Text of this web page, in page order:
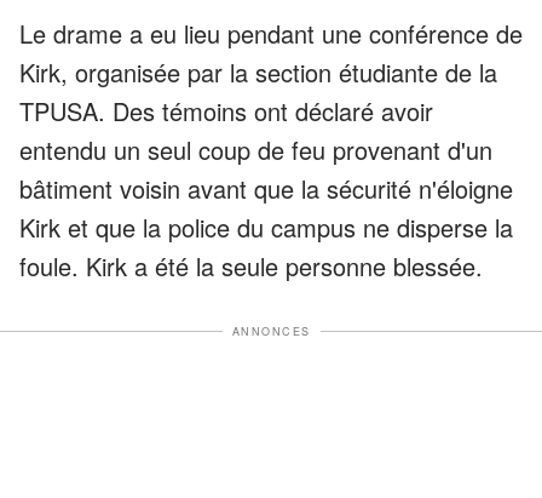
Le drame a eu lieu pendant une conférence de
Kirk, organisée par la section étudiante de la
TPUSA. Des témoins ont déclaré avoir
entendu un seul coup de feu provenant d'un
bâtiment voisin avant que la sécurité n'éloigne
Kirk et que la police du campus ne disperse la
foule. Kirk a été la seule personne blessée.
ANNONCES